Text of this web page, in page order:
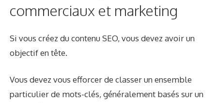
commerciaux et marketing
Si vous créez du contenu SEO, vous devez avoir un
objectif en tête.
Vous devez vous efforcer de classer un ensemble
particulier de mots-clés, généralement basés sur un